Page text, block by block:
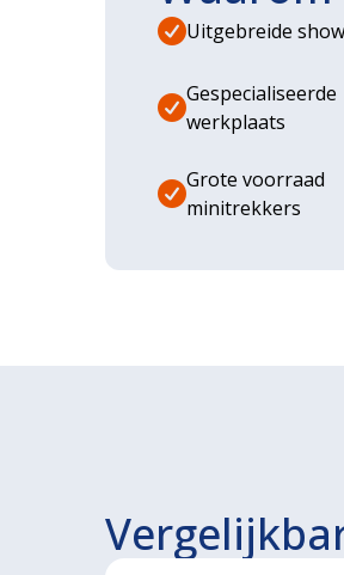
Uitgebreide
Gespecialiseerde
werkplaats
Grote voorraad
minitrekkers